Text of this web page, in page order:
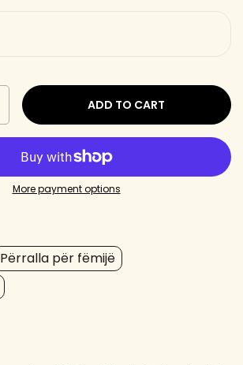
ADD TO CART
More payment options
Përralla për fëmijë